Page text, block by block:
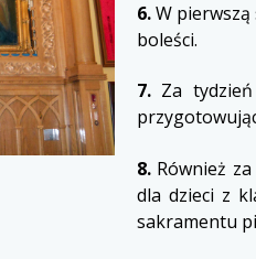
6.W
boleści.
7. Za
8. Również
dla dzieci z
sakramentu